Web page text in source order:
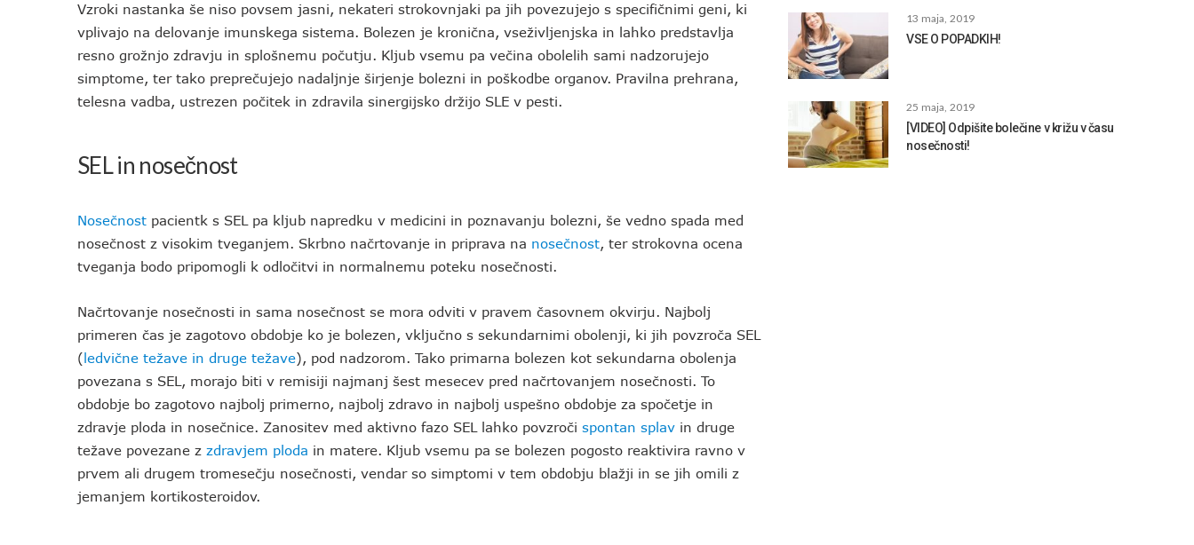
Vzroki nastanka še niso povsem jasni, nekateri strokovnjaki pa jih povezujejo s specifičnimi geni, ki
vplivajo na delovanje imunskega sistema. Bolezen je kronična, vseživljenjska in lahko predstavlja
resno grožnjo zdravju in splošnemu počutju. Kljub vsemu pa večina obolelih sami nadzorujejo
simptome, ter tako preprečujejo nadaljnje širjenje bolezni in poškodbe organov. Pravilna prehrana,
telesna vadba, ustrezen počitek in zdravila sinergijsko držijo SLE v pesti.
SEL in nosečnost
Nosečnost pacientk s SEL pa kljub napredku v medicini in poznavanju bolezni, še vedno spada med
nosečnost z visokim tveganjem. Skrbno načrtovanje in priprava na nosečnost, ter strokovna ocena
tveganja bodo pripomogli k odločitvi in normalnemu poteku nosečnosti.
Načrtovanje nosečnosti in sama nosečnost se mora odviti v pravem časovnem okvirju. Najbolj
primeren čas je zagotovo obdobje ko je bolezen, vključno s sekundarnimi obolenji, ki jih povzroča SEL
( ledvične težave in druge težave), pod nadzorom. Tako primarna bolezen kot sekundarna obolenja
povezana s SEL, morajo biti v remisiji najmanj šest mesecev pred načrtovanjem nosečnosti. To
obdobje bo zagotovo najbolj primerno, najbolj zdravo in najbolj uspešno obdobje za spočetje in
zdravje ploda in nosečnice. Zanositev med aktivno fazo SEL lahko povzroči spontan splav in druge
težave povezane z zdravjem ploda in matere. Kljub vsemu pa se bolezen pogosto reaktivira ravno v
prvem ali drugem tromesečju nosečnosti, vendar so simptomi v tem obdobju blažji in se jih omili z
jemanjem kortikosteroidov.
13 maja, 2019
VSE O POPADKIH!
25 maja, 2019
[VIDEO] Odpišite bolečine v križu v času
nosečnosti!